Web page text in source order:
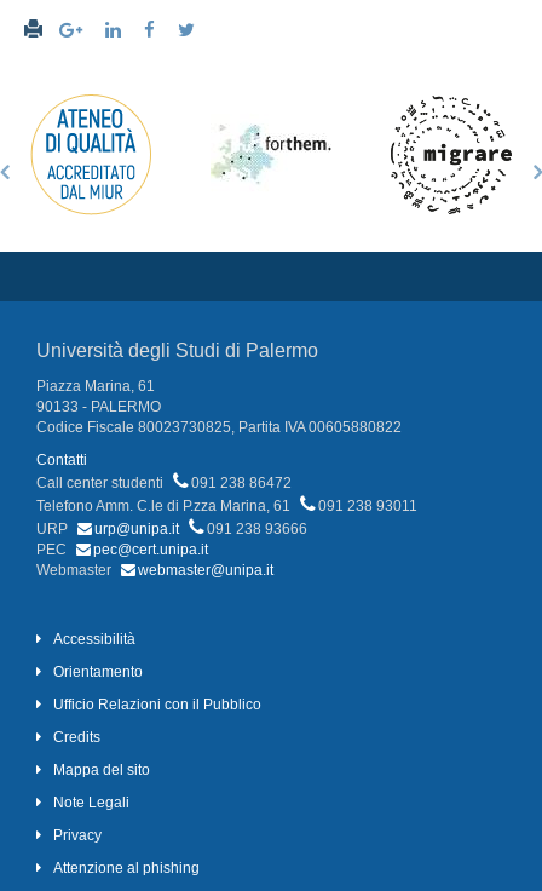
Università degli Studi di Palermo
Piazza Marina, 61
90133 - PALERMO
Codice Fiscale 80023730825, Partita IVA 00605880822
Contatti
Call center studenti
091 238 86472
Telefono Amm. C.le di P.zza Marina, 61
091 238 93011
URP
urp@unipa.it
091 238 93666
PEC
pec@cert.unipa.it
Webmaster
webmaster@unipa.it
Accessibilità
Orientamento
Ufficio Relazioni con il Pubblico
Credits
Mappa del sito
Note Legali
Privacy
Attenzione al phishing